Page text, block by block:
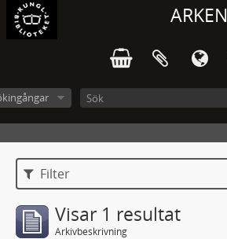
ARKEN
Filter
Visar 1 resultat
Arkivbeskrivning